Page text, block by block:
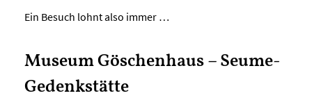
Ein Besuch lohnt also immer …
Museum Göschenhaus – Seume-
Gedenkstätte